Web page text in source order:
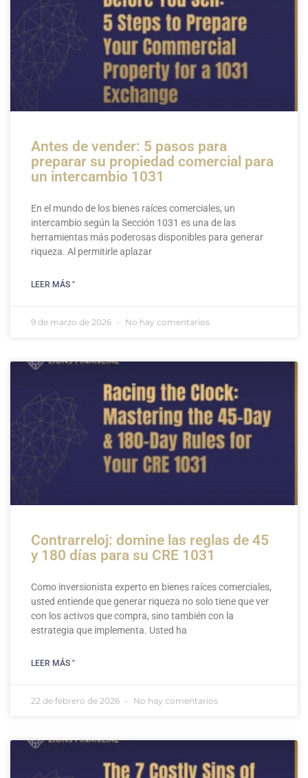
Antes de vender: 5 pasos para
preparar su propiedad comercial para
un intercambio 1031
En el mundo de los bienes raíces comerciales, un
intercambio según la Sección 1031 es una de las
herramientas más poderosas disponibles para generar
riqueza. Al permitirle aplazar
LEER MÁS "
9 de marzo de 2026 No hay comentarios
Contrarreloj: domine las reglas de 45
y 180 días para su CRE 1031
Como inversionista experto en bienes raíces comerciales,
usted entiende que generar riqueza no solo tiene que ver
con los activos que compra, sino también con la
estrategia que implementa. Usted ha
LEER MÁS "
22 de febrero de 2026 No hay comentarios